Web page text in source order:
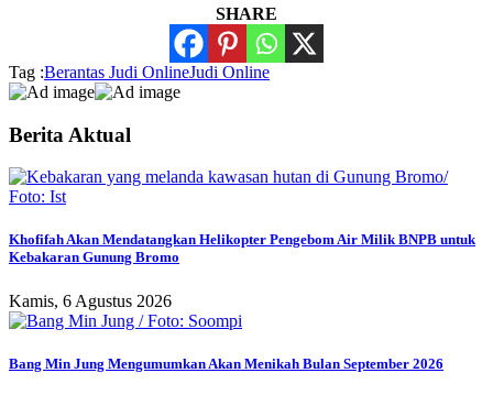
SHARE
Tag :Berantas Judi OnlineJudi Online
Berita Aktual
Khofifah Akan Mendatangkan Helikopter Pengebom Air Milik BNPB untuk
Kebakaran Gunung Bromo
Kamis, 6 Agustus 2026
Bang Min Jung Mengumumkan Akan Menikah Bulan September 2026